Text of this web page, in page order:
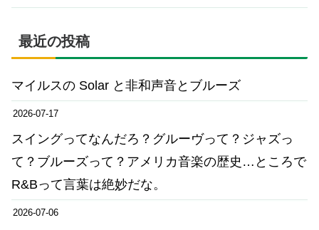
最近の投稿
マイルスの Solar と非和声音とブルーズ
2026-07-17
スイングってなんだろ？グルーヴって？ジャズっ
て？ブルーズって？アメリカ音楽の歴史…ところで
R&Bって言葉は絶妙だな。
2026-07-06